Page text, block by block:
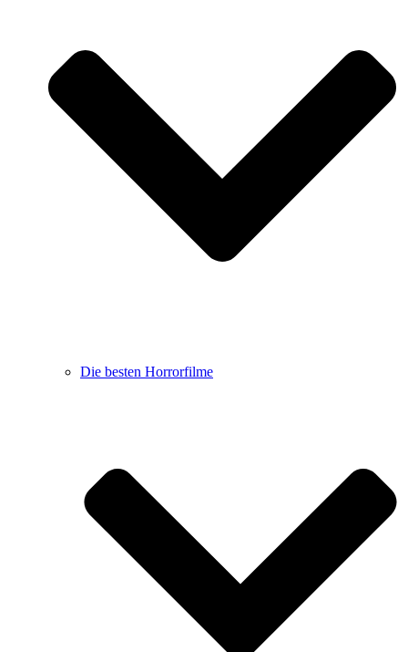
Die besten Horrorfilme